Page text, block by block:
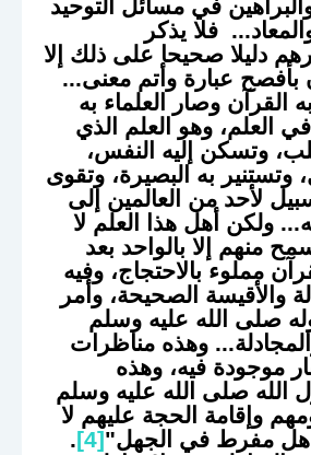
في مسائل التوحيد
فلا يذكر
دليلا صحيحا على ذلك إلا
بأفصح عبارة وأتم معنى...
القرآن وصار العلماء به
العلم، وهو العلم الذي
وتسكن إليه النفس،
وتستنير به البصيرة، وتقوى
لأحد من العالمين إلى
ولكن أهل هذا العلم لا
منهم إلا بالواحد بعد
مملوء بالاحتجاج، وفيه
والأقيسة الصحيحة، وأمر
صلى الله عليه وسلم
وهذه مناظرات
موجودة فيه، وهذه
صلى الله عليه وسلم
وإقامة الحجة عليهم لا
مفرط في الجهل"[4]
.